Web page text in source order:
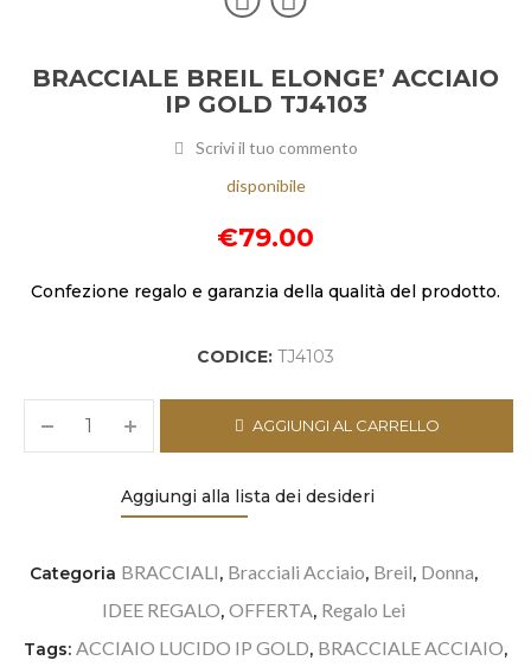
BRACCIALE BREIL ELONGE’ ACCIAIO
IP GOLD TJ4103
Scrivi il tuo commento
disponibile
€79.00
Confezione regalo e garanzia della qualità del prodotto.
CODICE: TJ4103
AGGIUNGI AL CARRELLO
Aggiungi alla lista dei desideri
Categoria BRACCIALI, Bracciali Acciaio, Breil, Donna,
IDEE REGALO, OFFERTA, Regalo Lei
Tags: ACCIAIO LUCIDO IP GOLD, BRACCIALE ACCIAIO,